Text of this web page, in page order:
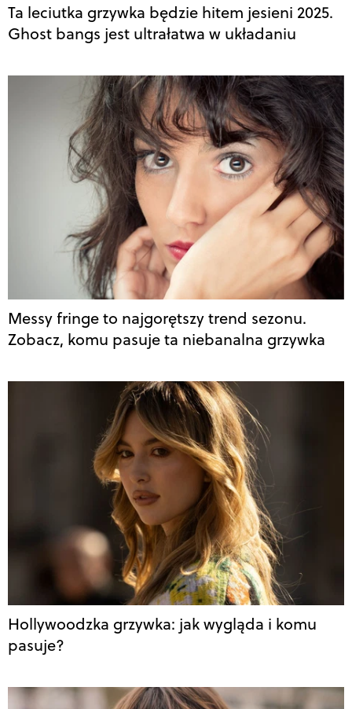
Ta leciutka grzywka będzie hitem jesieni 2025.
Ghost bangs jest ultrałatwa w układaniu
Messy fringe to najgorętszy trend sezonu.
Zobacz, komu pasuje ta niebanalna grzywka
Hollywoodzka grzywka: jak wygląda i komu
pasuje?